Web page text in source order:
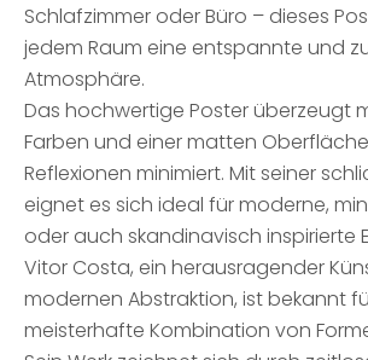
Schlafzimmer oder Büro – dieses
jedem Raum eine entspannte und
Atmosphäre.
Das hochwertige Poster überzeugt
Farben und einer matten
Reflexionen minimiert. Mit seiner
eignet es sich ideal für moderne,
oder auch skandinavisch inspirierte
Vitor Costa, ein herausragender
modernen Abstraktion, ist bekannt
meisterhafte Kombination von